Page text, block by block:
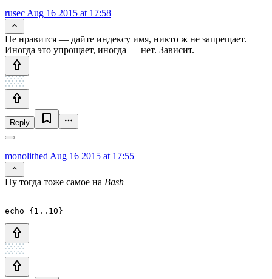
rusec Aug 16 2015 at 17:58
Не нравится — дайте индексу имя, никто ж не запрещает.
Иногда это упрощает, иногда — нет. Зависит.
Reply
monolithed Aug 16 2015 at 17:55
Ну тогда тоже самое на Bash